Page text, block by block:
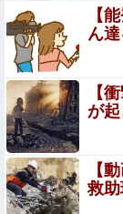
【画像】ノル
カー代表のロッ
幼女戦記Ⅱ 第5
ランが崩れ去る
【悲報】大阪の
を受けました」
開脚させられ
たち
【
ん
【
が
【
救